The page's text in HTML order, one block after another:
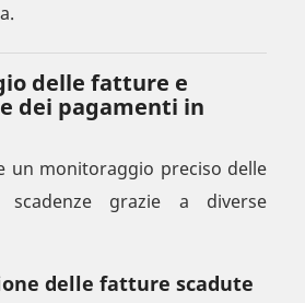
delle fatture e
dei pagamenti in
un monitoraggio preciso delle
grazie a diverse
delle fatture scadute